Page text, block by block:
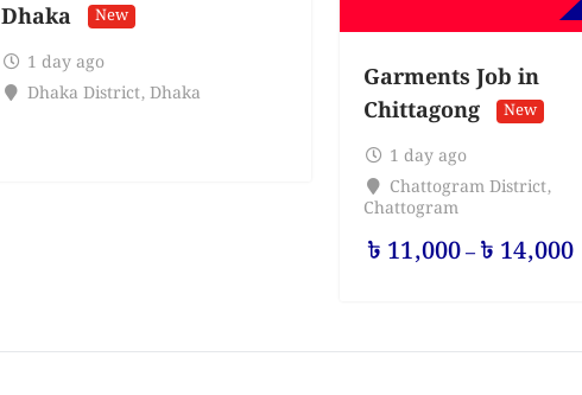
Dhaka
New
1 day ago
Dhaka District, Dhaka
Garments Job in
Chittagong
New
1 day ago
Chattogram District,
Chattogram
৳ 11,000–৳ 14,000